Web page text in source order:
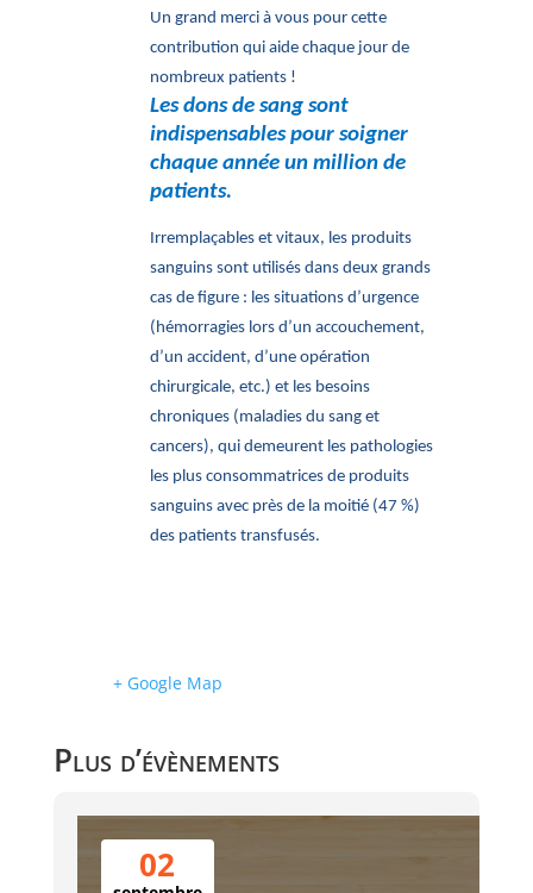
Un grand merci à vous pour cette
contribution qui aide chaque jour de
nombreux patients !
Les dons de sang sont
indispensables pour soigner
chaque année un million de
patients.
Irremplaçables et vitaux, les produits
sanguins sont utilisés dans deux grands
cas de figure : les situations d’urgence
(hémorragies lors d’un accouchement,
d’un accident, d’une opération
chirurgicale, etc.) et les besoins
chroniques (maladies du sang et
cancers), qui demeurent les pathologies
les plus consommatrices de produits
sanguins avec près de la moitié (47 %)
des patients transfusés.
+ Google Map
Plus d’évènements
02